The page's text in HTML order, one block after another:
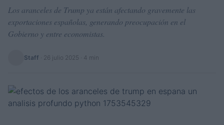
Los aranceles de Trump ya están afectando gravemente las
exportaciones españolas, generando preocupación en el
Gobierno y entre economistas.
Staff 26 julio 2025 · 4 min